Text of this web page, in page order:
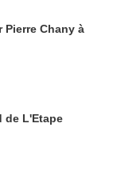
Pierre Chany à
de L'Etape